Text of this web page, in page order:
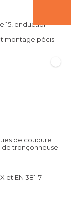
15, enduction
montage pécis
de coupure
de tronçonneuse
et EN 381-7